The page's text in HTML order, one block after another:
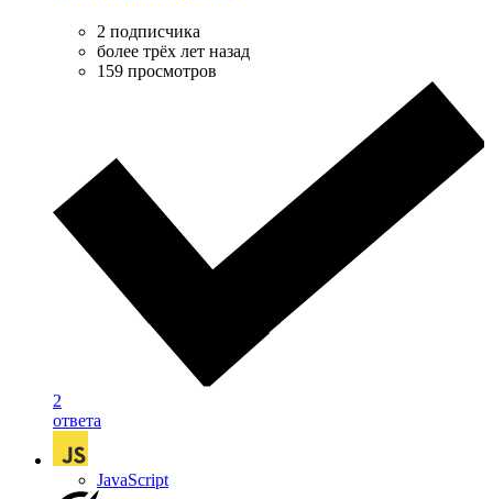
2 подписчика
более трёх лет назад
159 просмотров
2
ответа
JavaScript